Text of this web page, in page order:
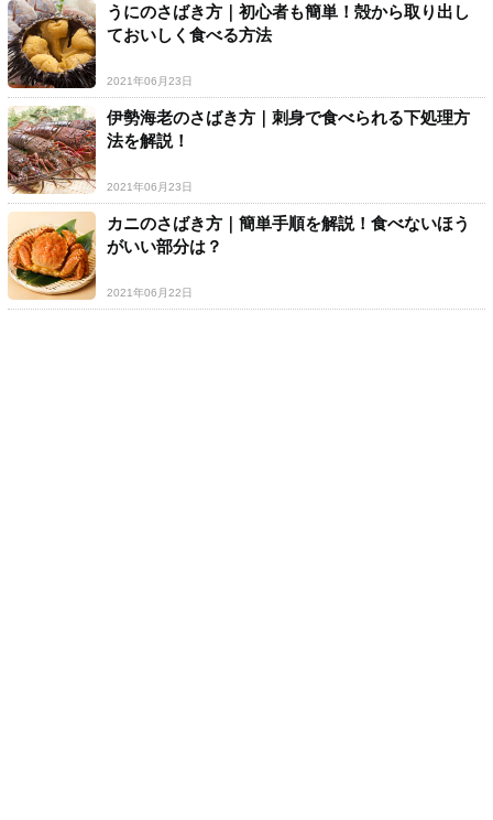
うにのさばき方｜初心者も簡単！殻から取り出し
ておいしく食べる方法
2021年06月23日
伊勢海老のさばき方｜刺身で食べられる下処理方
法を解説！
2021年06月23日
カニのさばき方｜簡単手順を解説！食べないほう
がいい部分は？
2021年06月22日